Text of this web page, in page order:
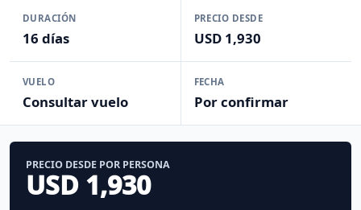
DURACIÓN
16 días
PRECIO DESDE
USD 1,930
VUELO
Consultar vuelo
FECHA
Por confirmar
PRECIO DESDE POR PERSONA
USD 1,930